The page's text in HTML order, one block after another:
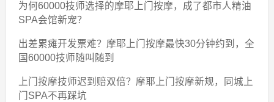
为何60000技师选择的摩耶上门按摩，成了都市人精油
SPA会馆新宠？
出差累瘫开发票难？摩耶上门按摩最快30分钟约到，全
国60000技师随叫随到
上门按摩技师迟到赔双倍？摩耶上门按摩新规，同城上
门SPA不再踩坑